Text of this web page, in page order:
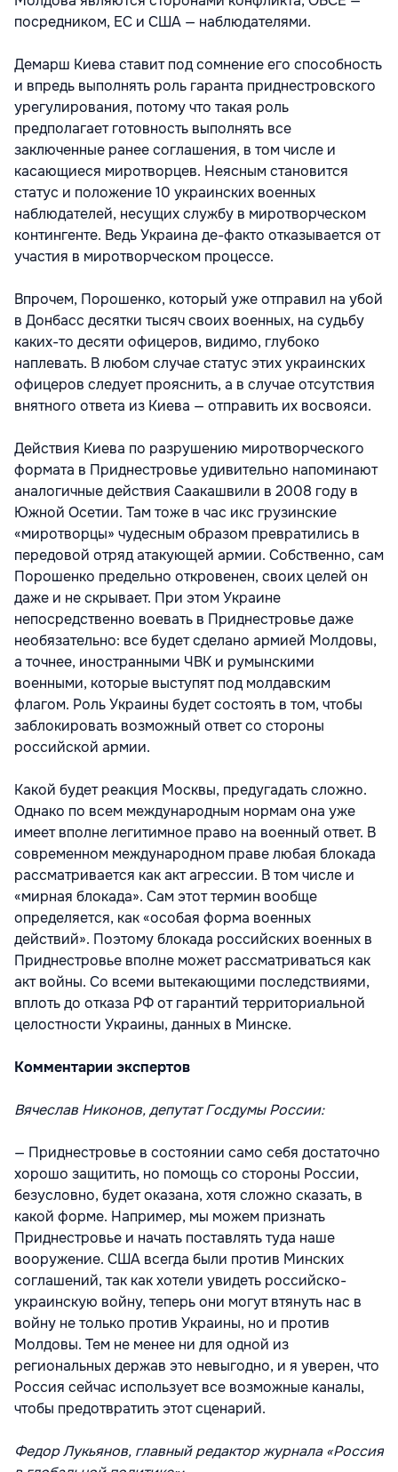
посредником, ЕС и США — наблюдателями.
Демарш Киева ставит под сомнение его способность
и впредь выполнять роль гаранта приднестровского
урегулирования, потому что такая роль
предполагает готовность выполнять все
заключенные ранее соглашения, в том числе и
касающиеся миротворцев. Неясным становится
статус и положение 10 украинских военных
наблюдателей, несущих службу в миротворческом
контингенте. Ведь Украина де-факто отказывается от
участия в миротворческом процессе.
Впрочем, Порошенко, который уже отправил на убой
в Донбасс десятки тысяч своих военных, на судьбу
каких-то десяти офицеров, видимо, глубоко
наплевать. В любом случае статус этих украинских
офицеров следует прояснить, а в случае отсутствия
внятного ответа из Киева — отправить их восвояси.
Действия Киева по разрушению миротворческого
формата в Приднестровье удивительно напоминают
аналогичные действия Саакашвили в 2008 году в
Южной Осетии. Там тоже в час икс грузинские
«миротворцы» чудесным образом превратились в
передовой отряд атакующей армии. Собственно, сам
Порошенко предельно откровенен, своих целей он
даже и не скрывает. При этом Украине
непосредственно воевать в Приднестровье даже
необязательно: все будет сделано армией Молдовы,
а точнее, иностранными ЧВК и румынскими
военными, которые выступят под молдавским
флагом. Роль Украины будет состоять в том, чтобы
заблокировать возможный ответ со стороны
российской армии.
Какой будет реакция Москвы, предугадать сложно.
Однако по всем международным нормам она уже
имеет вполне легитимное право на военный ответ. В
современном международном праве любая блокада
рассматривается как акт агрессии. В том числе и
«мирная блокада». Сам этот термин вообще
определяется, как «особая форма военных
действий». Поэтому блокада российских военных в
Приднестровье вполне может рассматриваться как
акт войны. Со всеми вытекающими последствиями,
вплоть до отказа РФ от гарантий территориальной
целостности Украины, данных в Минске.
Комментарии экспертов
Вячеслав Никонов, депутат Госдумы России:
— Приднестровье в состоянии само себя достаточно
хорошо защитить, но помощь со стороны России,
безусловно, будет оказана, хотя сложно сказать, в
какой форме. Например, мы можем признать
Приднестровье и начать поставлять туда наше
вооружение. США всегда были против Минских
соглашений, так как хотели увидеть российско-
украинскую войну, теперь они могут втянуть нас в
войну не только против Украины, но и против
Молдовы. Тем не менее ни для одной из
региональных держав это невыгодно, и я уверен, что
Россия сейчас использует все возможные каналы,
чтобы предотвратить этот сценарий.
Федор Лукьянов, главный редактор журнала «Россия